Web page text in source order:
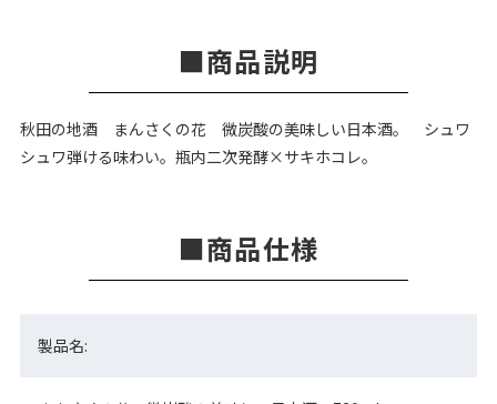
商品説明
秋田の地酒 まんさくの花 微炭酸の美味しい日本酒。 シュワ
シュワ弾ける味わい。瓶内二次発酵×サキホコレ。
商品仕様
製品名: